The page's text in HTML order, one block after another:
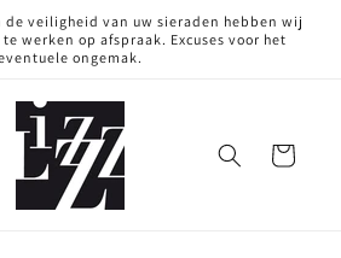
de veiligheid van uw sieraden hebben wij
werken op afspraak. Excuses voor het
ongemak.
Winkelwagen